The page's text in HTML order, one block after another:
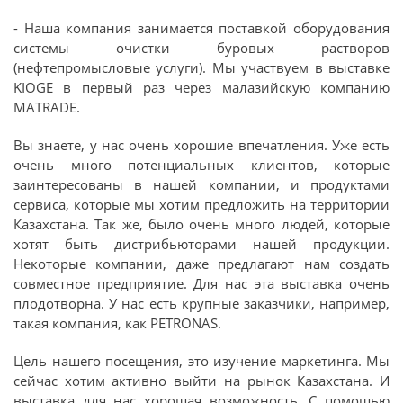
- Наша компания занимается поставкой оборудования
системы очистки буровых растворов
(нефтепромысловые услуги). Мы участвуем в выставке
KIOGE в первый раз через малазийскую компанию
MATRADE.
Вы знаете, у нас очень хорошие впечатления. Уже есть
очень много потенциальных клиентов, которые
заинтересованы в нашей компании, и продуктами
сервиса, которые мы хотим предложить на территории
Казахстана. Так же, было очень много людей, которые
хотят быть дистрибьюторами нашей продукции.
Некоторые компании, даже предлагают нам создать
совместное предприятие. Для нас эта выставка очень
плодотворна. У нас есть крупные заказчики, например,
такая компания, как PETRONAS.
Цель нашего посещения, это изучение маркетинга. Мы
сейчас хотим активно выйти на рынок Казахстана. И